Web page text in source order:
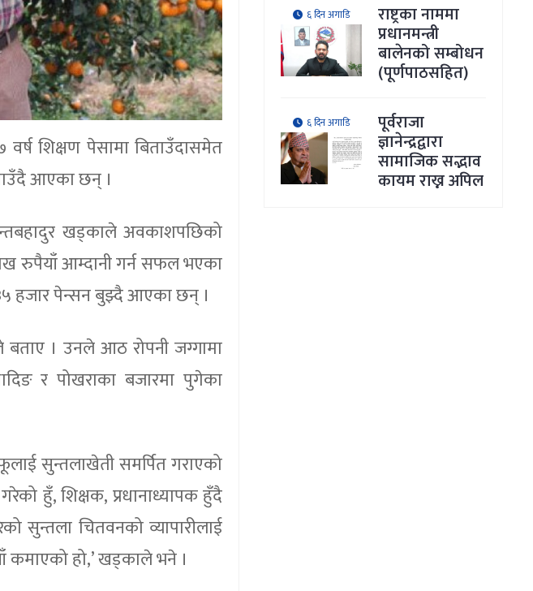
शिक्षण पेसामा बिताउँदासमेत
आएका छन् ।
खड्काले अवकाशपछिको
रुपैयाँ आम्दानी गर्न सफल भएका
हजार पेन्सन बुझ्दै आएका छन् ।
। उनले आठ रोपनी जग्गामा
र पोखराका बजारमा पुगेका
सुन्तलाखेती समर्पित गराएको
हुँ, शिक्षक, प्रधानाध्यापक हुँदै
सुन्तला चितवनको व्यापारीलाई
कमाएको हो,’ खड्काले भने ।
६ दिन अगाडि राष्ट्रका नाममा
प्रधानमन्त्री
बालेनको सम्बोधन
(पूर्णपाठसहित)
६ दिन अगाडि पूर्वराजा
ज्ञानेन्द्रद्वारा
सामाजिक सद्भाव
कायम राख्न अपिल